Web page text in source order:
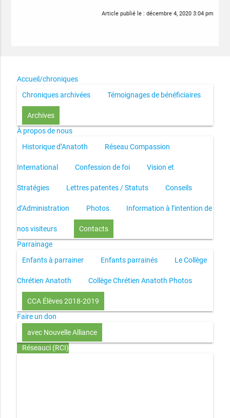
Article publié le :décembre 4, 2020 3:04 pm
Accueil/chroniques
Chroniques archivées
Témoignages de bénéficiaires
Archives
À propos de nous
Historique d’Anatoth
Réseau Compassion
International Confession de foi Vision et
Stratégies Lettres patentes / Statuts Conseils
d’Administration Photos Information à l’intention de
nos visiteurs
Contacts
Parrainage
Enfants à parrainer
Enfants parrainés Le Collège
Chrétien Anatoth Collège Chrétien Anatoth Photos
CCA Élèves 2018-2019
Faire un don
avec Nouvelle Alliance
Réseauci (RCI)